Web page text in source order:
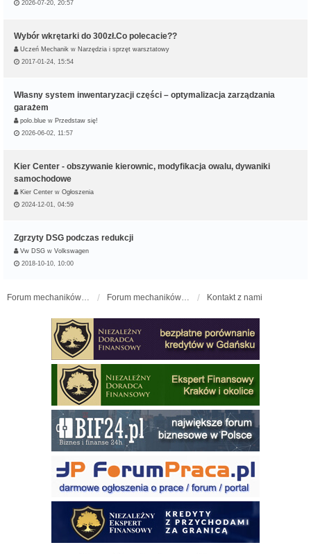
2026-07-20, 20:57
Wybór wkrętarki do 300zł.Co polecacie??
Uczeń Mechanik w Narzędzia i sprzęt warsztatowy
2017-01-24, 15:54
Własny system inwentaryzacji części – optymalizacja zarządzania
garażem
polo.blue w Przedstaw się!
2026-06-02, 11:57
Kier Center - obszywanie kierownic, modyfikacja owalu, dywaniki
samochodowe
Kier Center w Ogłoszenia
2024-12-01, 04:59
Zgrzyty DSG podczas redukcji
Vw DSG w Volkswagen
2018-10-10, 10:00
Kontakt z nami